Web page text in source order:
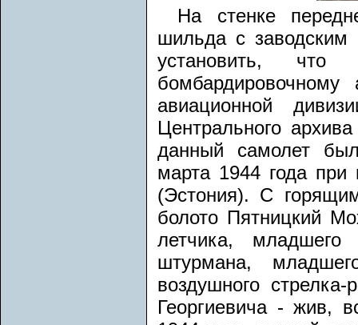
На стенке
шильда с заводским
установить,
бомбардировочному
авиационной
Центрального
данный самолет
марта 1944 года при
(Эстония). С
болото Пятницкий
летчика, младшего
штурмана,
воздушного
Георгиевича - жив,